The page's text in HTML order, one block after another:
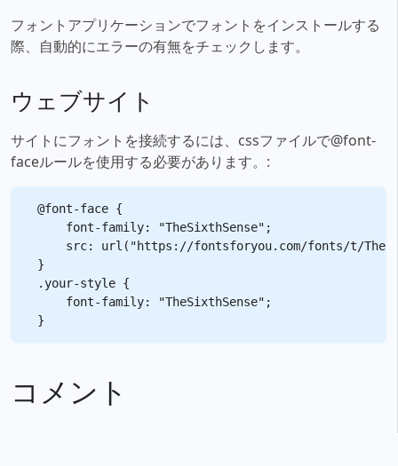
フォントアプリケーションでフォントをインストールする
際、自動的にエラーの有無をチェックします。
ウェブサイト
サイトにフォントを接続するには、cssファイルで@font-
faceルールを使用する必要があります。:
@font-face {
    font-family: "TheSixthSense";
src: url("https://fontsforyou.com/fonts/t/
}
.your-style {
    font-family: "TheSixthSense";
コメント